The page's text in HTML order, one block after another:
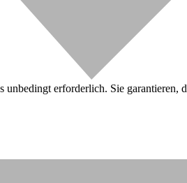
erforderlich. Sie